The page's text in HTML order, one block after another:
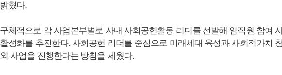
밝혔다.
구체적으로 각 사업본부별로 사내 사회공헌활동 리더를 선발해 임직원 참여
활성화를 추진한다. 사회공헌 리더를 중심으로 미래세대 육성과 사회적가치
외 사업을 진행한다는 방침을 세웠다.